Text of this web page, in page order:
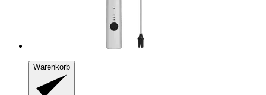
Warenkorb